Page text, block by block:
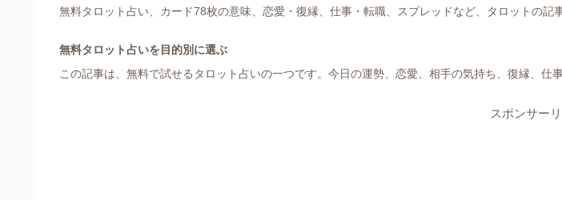
無料タロット占い、カード78枚の意味、恋愛・復縁、仕事・転職、スプレッドなど、タロットの記
無料タロット占いを目的別に選ぶ
この記事は、無料で試せるタロット占いの一つです。今日の運勢、恋愛、相手の気持ち、復縁、仕
スポンサー